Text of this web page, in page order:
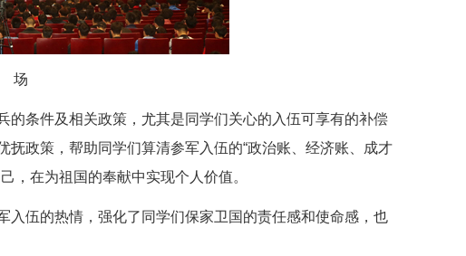
场
条件及相关政策，尤其是同学们关心的入伍可享有的补偿
政策，帮助同学们算清参军入伍的“政治账、经济账、成才
己，在为祖国的奉献中实现个人价值。
们参军入伍的热情，强化了同学们保家卫国的责任感和使命感，也